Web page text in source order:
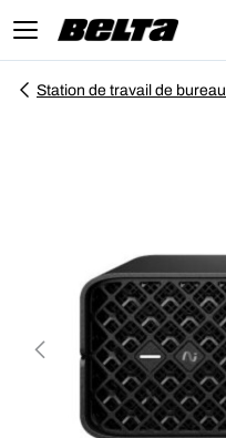
Station de travail de bureau